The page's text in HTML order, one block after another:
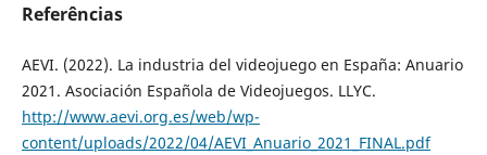
Referências
AEVI. (2022). La industria del videojuego en España: Anuario
2021. Asociación Española de Videojuegos. LLYC.
http://www.aevi.org.es/web/wp-
content/uploads/2022/04/AEVI_Anuario_2021_FINAL.pdf